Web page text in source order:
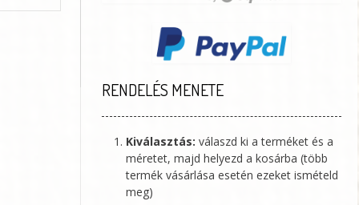
több
termékoldalon
RENDELÉS MENETE
Kiválasztás: válaszd ki a terméket és a
méretet, majd helyezd a kosárba (több
termék vásárlása esetén ezeket ismételd
meg)